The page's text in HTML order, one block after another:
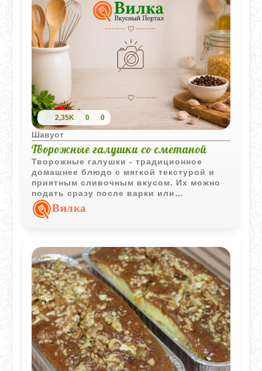
2,35K 0 0
Шавуот
Творожные галушки со сметаной
Творожные галушки - традиционное
домашнее блюдо с мягкой текстурой и
приятным сливочным вкусом. Их можно
подать сразу после варки или
дополнительно запечь со сметаной до
аппетитной румяной корочки.
Вилка